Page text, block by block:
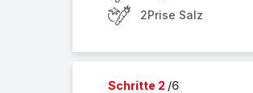
2Prise Salz
Schritte 2 /6